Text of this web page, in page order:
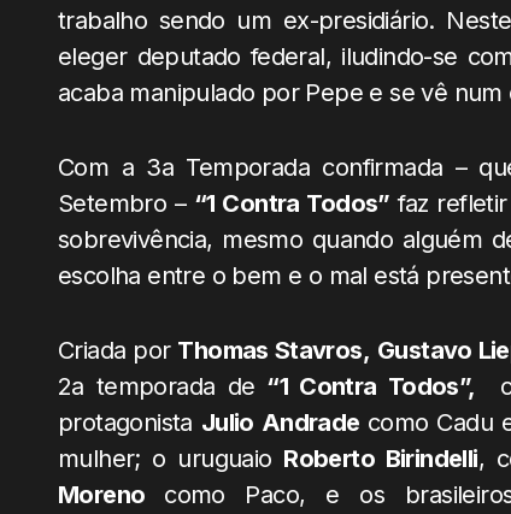
trabalho sendo um ex-presidiário.
eleger deputado federal, iludindo-se
acaba manipulado por Pepe e se vê
Com a 3a Temporada confirmada –
Setembro – “1 Contra Todos”faz
sobrevivência, mesmo quando alguém
escolha entre o bem e o mal está
Criada por Thomas Stavros, Gustavo
2a temporada de “1 Contra Todos”,
protagonista Julio Andrade como Cadu
mulher; o uruguaio Roberto Birindelli,
Moreno como Paco, e os